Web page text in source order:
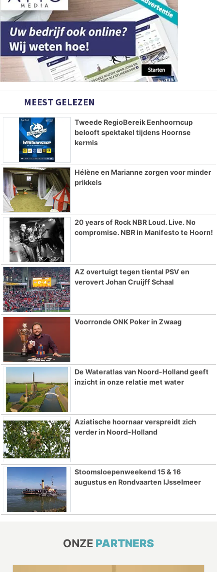
MEEST GELEZEN
Tweede RegioBereik Eenhoorncup
belooft spektakel tijdens Hoornse
kermis
Hélène en Marianne zorgen voor minder
prikkels
20 years of Rock NBR Loud. Live. No
compromise. NBR in Manifesto te Hoorn!
AZ overtuigt tegen tiental PSV en
verovert Johan Cruijff Schaal
Voorronde ONK Poker in Zwaag
De Wateratlas van Noord-Holland geeft
inzicht in onze relatie met water
Aziatische hoornaar verspreidt zich
verder in Noord-Holland
Stoomsloepenweekend 15 & 16
augustus en Rondvaarten IJsselmeer
ONZE PARTNERS